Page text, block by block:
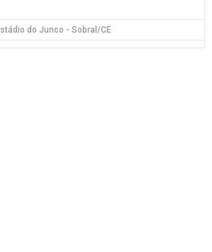
do Junco - Sobral/CE